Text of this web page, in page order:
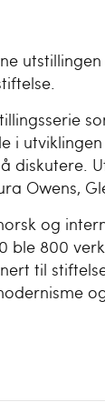
i
diskutere.
Owens,
og
ble 800
til